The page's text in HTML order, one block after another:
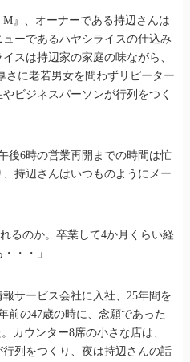
』、オーナーである持辺さんは
ーであるハヤシライスの仕込み
スは持辺家の家庭の味ながら、
さに老若男女を問わずリピーター
ビジネスパーソンが行列をつく
後6時の営業再開までの時間は忙
持辺さんはいつものようにメー
るのか。卒業して4か月くらい経
・・」
サービス会社に入社、25年間を
前の47歳の時に、念願であった
カウンター8席の小さな店は、
列をつくり、夜は持辺さんの話